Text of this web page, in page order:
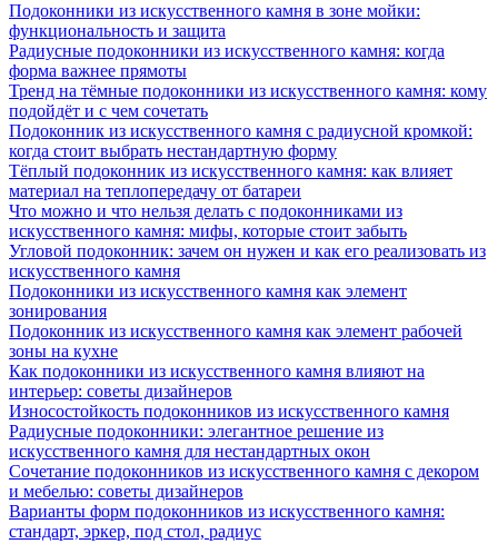
Подоконники из искусственного камня в зоне мойки:
функциональность и защита
Радиусные подоконники из искусственного камня: когда
форма важнее прямоты
Тренд на тёмные подоконники из искусственного камня: кому
подойдёт и с чем сочетать
Подоконник из искусственного камня с радиусной кромкой:
когда стоит выбрать нестандартную форму
Тёплый подоконник из искусственного камня: как влияет
материал на теплопередачу от батареи
Что можно и что нельзя делать с подоконниками из
искусственного камня: мифы, которые стоит забыть
Угловой подоконник: зачем он нужен и как его реализовать из
искусственного камня
Подоконники из искусственного камня как элемент
зонирования
Подоконник из искусственного камня как элемент рабочей
зоны на кухне
Как подоконники из искусственного камня влияют на
интерьер: советы дизайнеров
Износостойкость подоконников из искусственного камня
Радиусные подоконники: элегантное решение из
искусственного камня для нестандартных окон
Сочетание подоконников из искусственного камня с декором
и мебелью: советы дизайнеров
Варианты форм подоконников из искусственного камня:
стандарт, эркер, под стол, радиус